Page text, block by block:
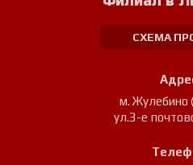
СХЕМА
м. Жулебино
ул.3-е